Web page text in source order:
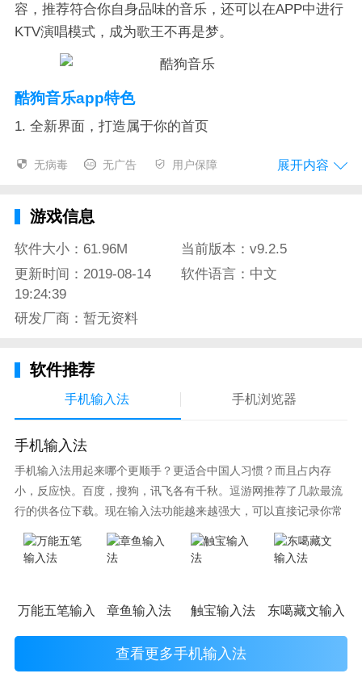
容，推荐符合你自身品味的音乐，还可以在APP中进行
KTV演唱模式，成为歌王不再是梦。
酷狗音乐app特色
1. 全新界面，打造属于你的首页
首页入口提供图标自定义，要什么功能由你决定；推荐
2. 乐库体验大有不同
耳目一新的乐库，新歌速递、权威榜单，精选歌单，你
要找的音乐，都在酷狗曲库
3. 专业蝰蛇音效
效制作生态，让百元耳机听出千元效果。
4. 随身携带的手机KTV
专业音效、智能打分，依托酷狗正版曲库，海量高品质
伴奏任你选。多种音效，个性化调音选项，让你秒变K
歌达人。直播互动、k房嗨唱，还能结识更多志同道合
的歌友。
5. 演艺直播，有声有色
好声音；
无病毒 无广告 用户保障 展开内容
游戏信息
软件大小：61.96M
当前版本：v9.2.5
更新时间：2019-08-14
19:24:39
软件语言：中文
研发厂商：暂无资料
软件推荐
手机输入法 手机浏览器
手机输入法
手机输入法用起来哪个更顺手？更适合中国人习惯？而且占内存
小，反应快。百度，搜狗，讯飞各有千秋。逗游网推荐了几款最流
行的供各位下载。现在输入法功能越来越强大，可以直接记录你常
使用的词语，并且还有各种新鲜好玩的表情，一款好的输入法直接
影响到你的打字速度哦。
万能五笔输入法章鱼输入法 触宝输入法 东噶藏文输入法
查看更多手机输入法